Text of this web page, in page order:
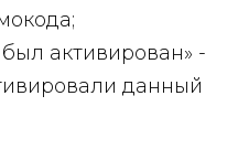
активирован» -
данный